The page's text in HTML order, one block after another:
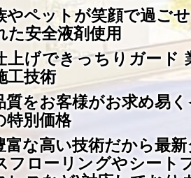
やペットが笑顔で過ご
た安全液剤使用
上げできっちりガード
工技術
質をお客様がお求め易
特別価格
富な高い技術だから最
フローリングやシート